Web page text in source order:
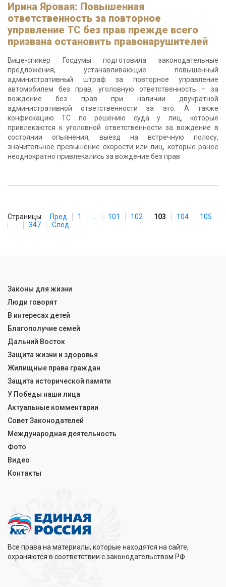
Ирина Яровая: Повышенная
ответственность за повторное
управление ТС без прав прежде всего
призвана остановить правонарушителей
Вице-спикер Госдумы подготовила законодательные
предложения, устанавливающие повышенный
административный штраф за повторное управление
автомобилем без прав, уголовную ответственность – за
вождение без прав при наличии двукратной
административной ответственности за это. А также
конфискацию ТС по решению суда у лиц, которые
привлекаются к уголовной ответственности за вождение в
состоянии опьянения, выезд на встречную полосу,
значительное превышение скорости или лиц, которые ранее
неоднократно привлекались за вождение без прав
Страницы: Пред. 1 101 102 103 104
105
347 След.
Все права на материалы, которые находятся на сайте,
охраняются в соответствии с законодательством РФ.
Законы для жизни
Люди говорят
В интересах детей
Благополучие семей
Дальний Восток
Защита жизни и здоровья
Жилищные права граждан
Защита исторической памяти
У Победы наши лица
Актуальные комментарии
Совет Законодателей
Международная деятельность
Фото
Видео
Контакты